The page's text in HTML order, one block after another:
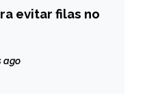
evitar filas no
ago